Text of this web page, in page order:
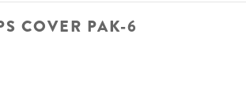
COVER PAK-6